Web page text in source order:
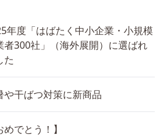
年度「はばたく中小企業・小規模
者300社」（海外展開）に選ばれ
た
や干ばつ対策に新商品
めでとう！】